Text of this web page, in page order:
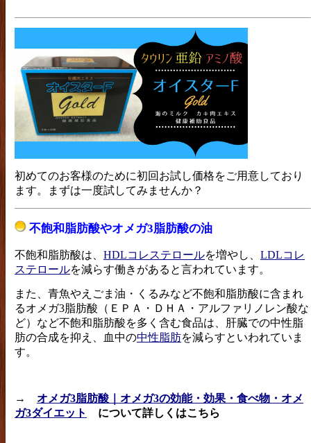
初めてのお客様のために初回お試し価格をご用意しており
ます。まずは一度試してみませんか？
不飽和脂肪酸やオメガ3脂肪酸の油
不飽和脂肪酸は、 HDLコレステロールを増やし、 LDLコレ
ステロールを減らす働きがあると言われています。
また、青魚やえごま油・くるみなど不飽和脂肪酸に含まれ
るオメガ3脂肪酸（ＥＰＡ・ＤＨＡ・アルファリノレン酸な
ど）など不飽和脂肪酸を多く含む食品は、肝臓での中性脂
肪の合成を抑え、血中の中性脂肪を減らすといわれていま
す。
→ オメガ3脂肪酸｜オメガ3の効能・効果・食べ物・オメ
ガ3ダイエット
について詳しくはこちら